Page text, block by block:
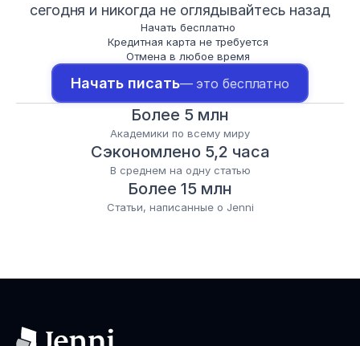
сегодня и никогда не оглядывайтесь назад
Начать бесплатно
Кредитная карта не требуется
Отмена в любое время
Начать писать— это бесплатно
Более 5 млн
Академики по всему миру
Сэкономлено 5,2 часа
В среднем на одну статью
Более 15 млн
Статьи, написанные о Jenni